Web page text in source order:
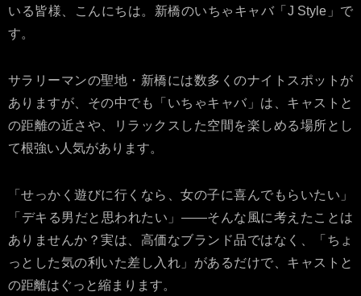
いる皆様、こんにちは。新橋のいちゃキャバ「J Style」で
す。
サラリーマンの聖地・新橋には数多くのナイトスポットが
ありますが、その中でも「いちゃキャバ」は、キャストと
の距離の近さや、リラックスした空間を楽しめる場所とし
て根強い人気があります。
「せっかく遊びに行くなら、女の子に喜んでもらいたい」
「デキる男だと思われたい」――そんな風に考えたことは
ありませんか？実は、高価なブランド品ではなく、「ちょ
っとした気の利いた差し入れ」があるだけで、キャストと
の距離はぐっと縮まります。